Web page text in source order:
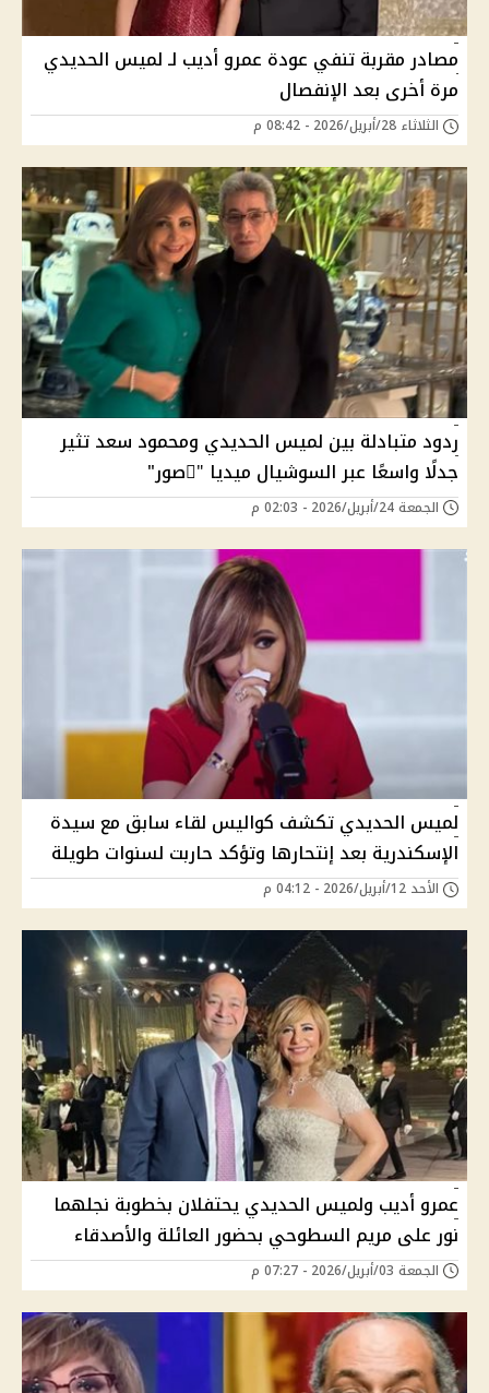
مصادر مقربة تنفي عودة عمرو أديب لـ لميس الحديدي
مرة أخرى بعد الإنفصال
الثلاثاء 28/أبريل/2026 - 08:42 م
ردود متبادلة بين لميس الحديدي ومحمود سعد تثير
جدلًا واسعًا عبر السوشيال ميديا "ًصور"
الجمعة 24/أبريل/2026 - 02:03 م
لميس الحديدي تكشف كواليس لقاء سابق مع سيدة
الإسكندرية بعد إنتحارها وتؤكد حاربت لسنوات طويلة
الأحد 12/أبريل/2026 - 04:12 م
عمرو أديب ولميس الحديدي يحتفلان بخطوبة نجلهما
نور على مريم السطوحي بحضور العائلة والأصدقاء
الجمعة 03/أبريل/2026 - 07:27 م